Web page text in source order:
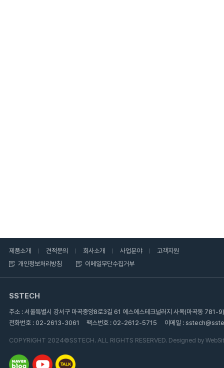
제품소개 견적문의 회사소개 사업분야
고객지원
개인정보처리방침
이메일무단수집거부
SSTECH
주소 : 서울특별시 강서구 마곡중앙8로3길 61 에스에스테크널러지 사옥(마곡동 781-
전화번호 : 02-2613-3061
팩스번호 : 02-2612-5715 이메일 :
COPYRIGHT 2024©SSTECH. ALL RIGHTS RESERVED. Designed by